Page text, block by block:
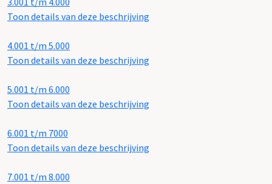
Toon details van deze beschrijving
4.001 t/m 5.000
Toon details van deze beschrijving
5.001 t/m 6.000
Toon details van deze beschrijving
6.001 t/m 7000
Toon details van deze beschrijving
7.001 t/m 8.000